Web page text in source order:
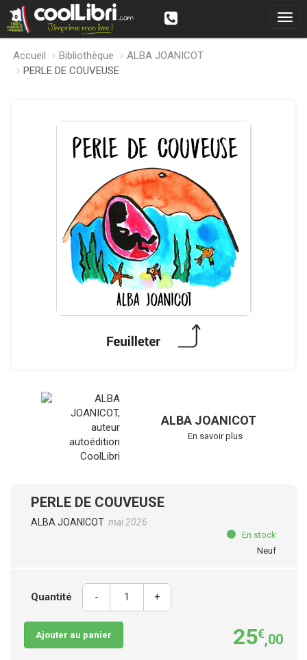
Accueil Bibliothèque
ALBA JOANICOT
PERLE DE COUVEUSE
ALBA JOANICOT
En savoir plus
PERLE DE COUVEUSE
ALBA JOANICOT mai 2026
En stock
Neuf
Quantité - +
Ajouter au panier 25€,00